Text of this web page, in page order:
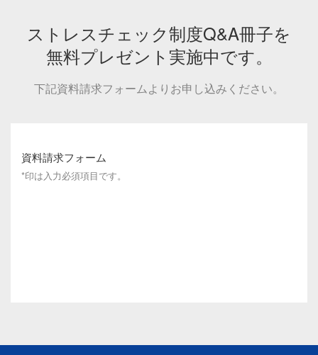
ストレスチェック制度Q&A冊子を
無料プレゼント実施中です。
下記資料請求フォームよりお申し込みください。
資料請求フォーム
*印は入力必須項目です。